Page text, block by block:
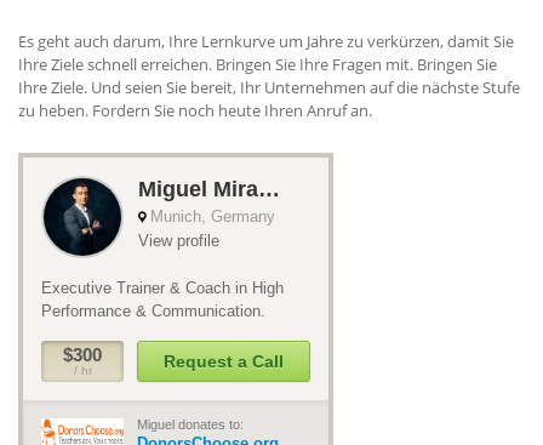
Es geht auch darum, Ihre Lernkurve um Jahre zu verkürzen, damit Sie
Ihre Ziele schnell erreichen. Bringen Sie Ihre Fragen mit. Bringen Sie
Ihre Ziele. Und seien Sie bereit, Ihr Unternehmen auf die nächste Stufe
zu heben. Fordern Sie noch heute Ihren Anruf an.